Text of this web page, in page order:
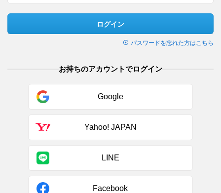
ログイン
パスワードを忘れた方はこちら
お持ちのアカウントでログイン
Google
Yahoo! JAPAN
LINE
Facebook